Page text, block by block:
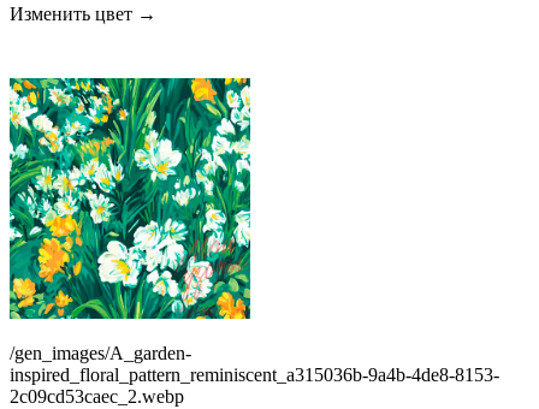
Изменить цвет →
/gen_images/A_garden-
inspired_floral_pattern_reminiscent_a315036b-9a4b-4de8-8153-
2c09cd53caec_2.webp